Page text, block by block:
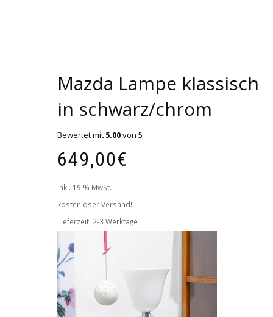
Mazda Lampe klassisch
in schwarz/chrom
Bewertet mit 5.00von 5
649,00€
inkl. 19 % MwSt.
kostenloser Versand!
Lieferzeit: 2-3 Werktage